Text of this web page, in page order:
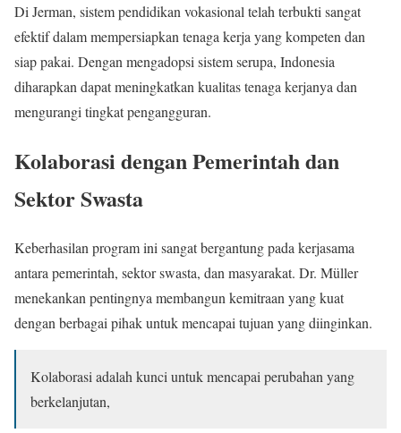
Di Jerman, sistem pendidikan vokasional telah terbukti sangat
efektif dalam mempersiapkan tenaga kerja yang kompeten dan
siap pakai. Dengan mengadopsi sistem serupa, Indonesia
diharapkan dapat meningkatkan kualitas tenaga kerjanya dan
mengurangi tingkat pengangguran.
Kolaborasi dengan Pemerintah dan
Sektor Swasta
Keberhasilan program ini sangat bergantung pada kerjasama
antara pemerintah, sektor swasta, dan masyarakat. Dr. Müller
menekankan pentingnya membangun kemitraan yang kuat
dengan berbagai pihak untuk mencapai tujuan yang diinginkan.
Kolaborasi adalah kunci untuk mencapai perubahan yang
berkelanjutan,